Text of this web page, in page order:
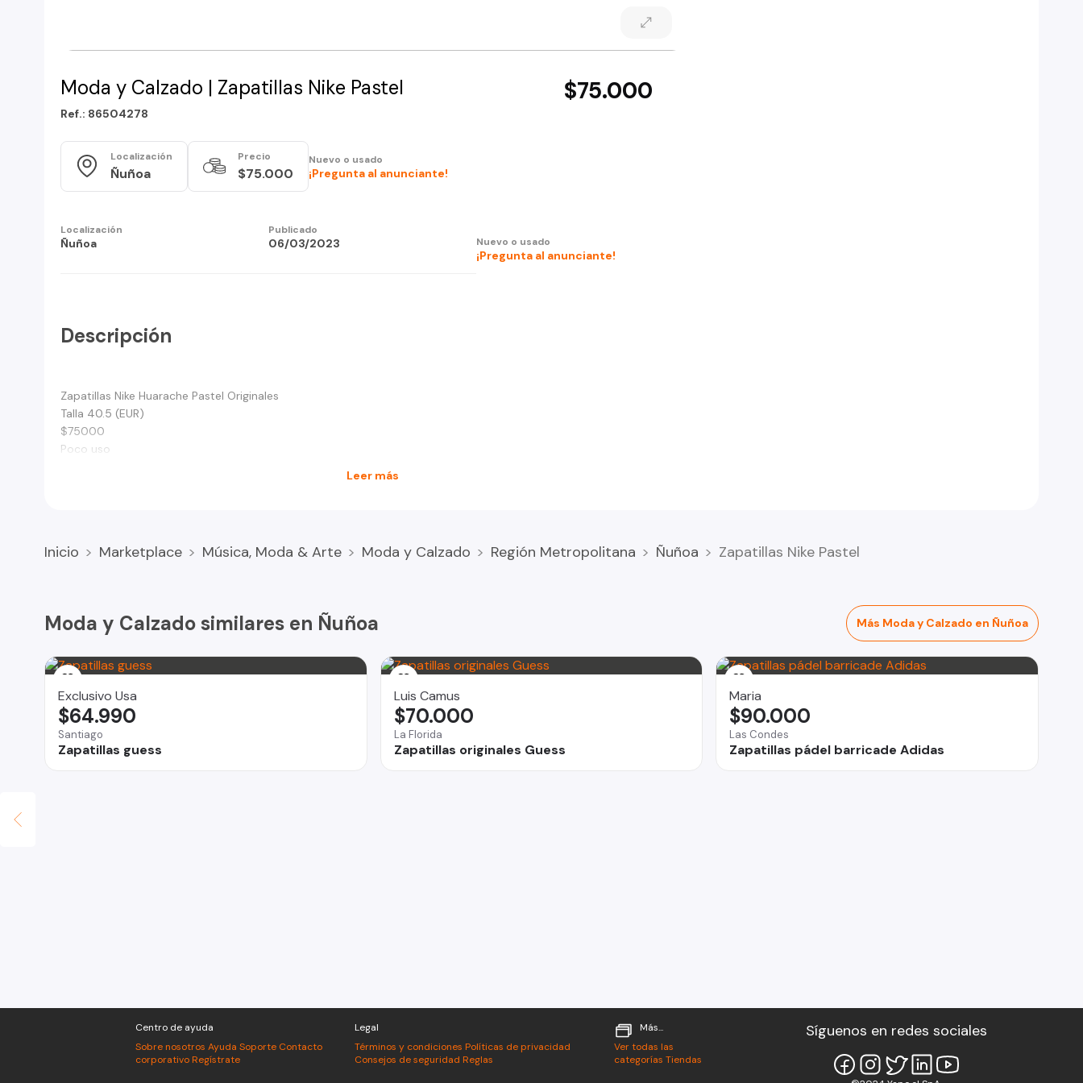
Moda y Calzado | Zapatillas Nike Pastel $75.000
Ref.: 86504278
Localización
Ñuñoa
Precio
$75.000
Nuevo o usado
¡Pregunta al anunciante!
Localización
Ñuñoa
Publicado
06/03/2023 Nuevo o usado
¡Pregunta al anunciante!
Descripción
Zapatillas Nike Huarache Pastel Originales
Talla 40.5 (EUR)
$75000
Poco uso
Leer más
Inicio Marketplace Música, Moda & Arte Moda y Calzado Región Metropolitana Ñuñoa Zapatillas Nike Pastel
Moda y Calzado similares en Ñuñoa Más Moda y Calzado en Ñuñoa
Exclusivo Usa
Santiago
Zapatillas guess
$64.990
Luis Camus
La Florida
Zapatillas originales Guess
$70.000
Maria
Las Condes
Zapatillas pádel barricade Adidas
$90.000
Centro de ayuda
Sobre nosotros Ayuda Soporte Contacto
corporativo Regístrate
Legal
Términos y condiciones Políticas de privacidad
Consejos de seguridad Reglas
Más...
Ver todas las
categorías Tiendas
Síguenos en redes sociales